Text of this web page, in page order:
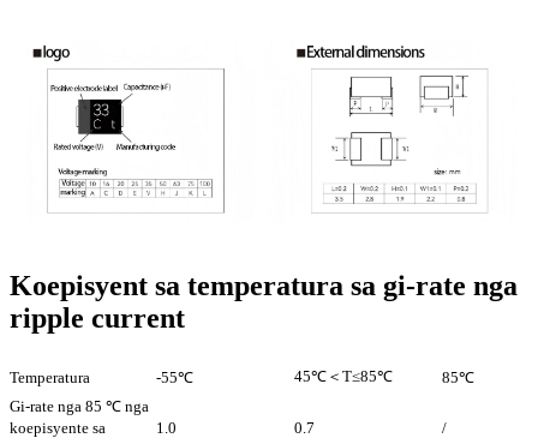
Koepisyent sa temperatura sa gi-rate nga
ripple current
Temperatura -55℃ 45℃＜T≤85℃
85℃
Gi-rate nga 85 ℃ nga
koepisyente sa
1.0 0.7 /